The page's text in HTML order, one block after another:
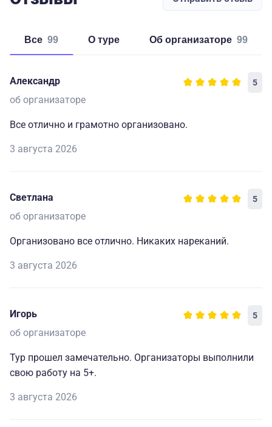
Все 99 о туре об организаторе 99
Александр 5
об организаторе
Все отлично и грамотно организовано.
3 августа 2026
Светлана 5
об организаторе
Организовано все отлично. Никаких нареканий.
3 августа 2026
Игорь 5
об организаторе
Тур прошел замечательно. Организаторы выполнили
свою работу на 5+.
3 августа 2026